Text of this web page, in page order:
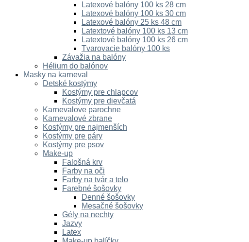
Latexové balóny 100 ks 28 cm
Latexové balóny 100 ks 30 cm
Latexové balóny 25 ks 48 cm
Latextové balóny 100 ks 13 cm
Latextové balóny 100 ks 26 cm
Tvarovacie balóny 100 ks
Závažia na balóny
Hélium do balónov
Masky na karneval
Detské kostýmy
Kostýmy pre chlapcov
Kostýmy pre dievčatá
Karnevalove parochne
Karnevalové zbrane
Kostýmy pre najmenších
Kostýmy pre páry
Kostýmy pre psov
Make-up
Falošná krv
Farby na oči
Farby na tvár a telo
Farebné šošovky
Denné šošovky
Mesačné šošovky
Gély na nechty
Jazvy
Latex